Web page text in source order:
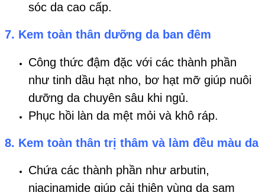
sóc da cao cấp.
7. Kem toàn thân dưỡng da ban đêm
Công thức đậm đặc với các thành phần
như tinh dầu hạt nho, bơ hạt mỡ giúp nuôi
dưỡng da chuyên sâu khi ngủ.
Phục hồi làn da mệt mỏi và khô ráp.
8. Kem toàn thân trị thâm và làm đều màu da
Chứa các thành phần như arbutin,
niacinamide giúp cải thiện vùng da sạm